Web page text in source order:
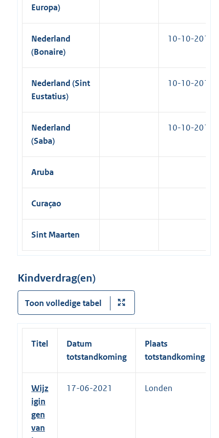
Europa)
Nederland
(Bonaire)
10-10-2010
Nederland (Sint
Eustatius)
10-10-2010
Nederland
(Saba)
10-10-2010
Aruba
Curaçao
Sint Maarten
Kindverdrag(en)
Toon volledige tabel
Titel
Datum
totstandkoming
Plaats
totstandkoming
Wijz
igin
gen
van
17-06-2021 Londen